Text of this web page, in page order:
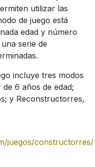
utilizar las
de juego está
edad y número
serie de
incluye tres modos
6 años de edad;
y Reconstructorres,
juegos/constructorres/